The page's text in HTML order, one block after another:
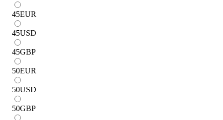
45EUR
45USD
45GBP
50EUR
50USD
50GBP